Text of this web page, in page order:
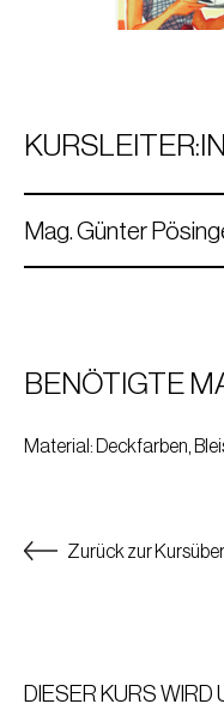
KURSLEITER:IN
Mag. Günter
Geboren in Gleisdorf
(Meisterklasse für
BENÖTIGTE
Material: Deckfarben,
Zurück zur
DIESER KURS